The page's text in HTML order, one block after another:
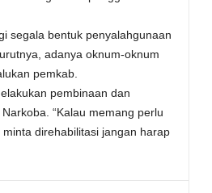
segala bentuk penyalahgunaan
adanya oknum-oknum
pemkab.
pembinaan dan
“Kalau memang perlu
direhabilitasi jangan harap